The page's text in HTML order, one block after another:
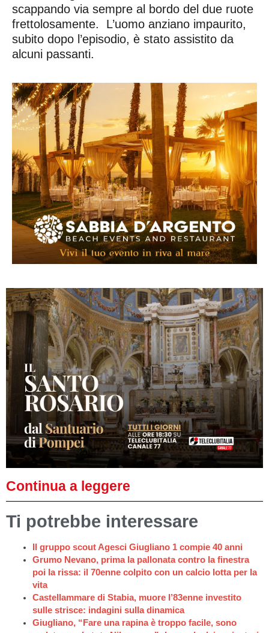
scappando via sempre al bordo del due ruote
frettolosamente. L’uomo anziano impaurito,
subito dopo l’episodio, è stato assistito da
alcuni passanti.
Continua a leggere
Ti potrebbe interessare
Il gruppo scout Agesci Giugliano 1 compie 40 anni
Grumo Nevano, prima la pallonata contro la finestra
poi la rissa: il 70enne colpito con un calcio lotta per la
vita
Castellammare di Stabia, muore l’83enne investito
sulle strisce: indagini sulla dinamica
Giugliano, “Fare una rapina è troppo facile, sono